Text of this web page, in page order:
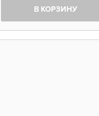
В КОРЗИНУ